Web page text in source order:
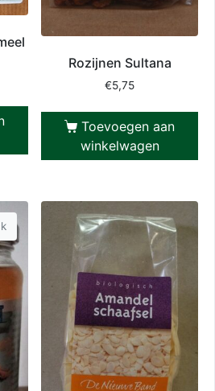
Rozijnen Sultana
€5,75
Toevoegen aan
winkelwagen